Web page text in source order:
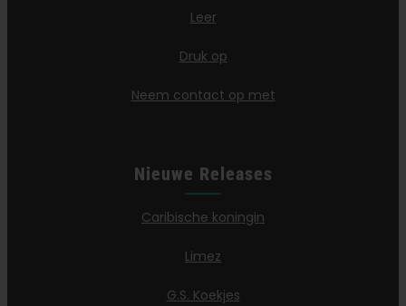
Leer
Druk op
Neem contact op met
Nieuwe Releases
Caribische koningin
Limez
G.S. Koekjes